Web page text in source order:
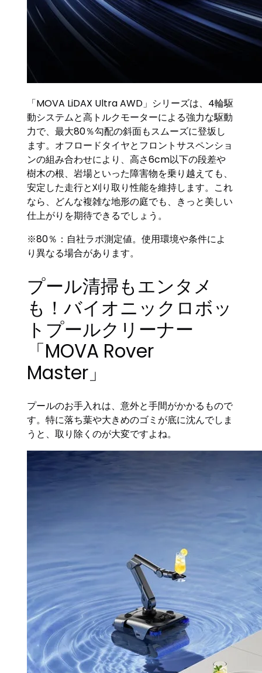
「MOVA LiDAX Ultra AWD」シリーズは、4輪駆
動システムと高トルクモーターによる強力な駆動
力で、最大80％勾配の斜面もスムーズに登坂し
ます。オフロードタイヤとフロントサスペンショ
ンの組み合わせにより、高さ6cm以下の段差や
樹木の根、岩場といった障害物を乗り越えても、
安定した走行と刈り取り性能を維持します。これ
なら、どんな複雑な地形の庭でも、きっと美しい
仕上がりを期待できるでしょう。
※80％：自社ラボ測定値。使用環境や条件によ
り異なる場合があります。
プール清掃もエンタメ
も！バイオニックロボッ
トプールクリーナー
「MOVA Rover
Master」
プールのお手入れは、意外と手間がかかるもので
す。特に落ち葉や大きめのゴミが底に沈んでしま
うと、取り除くのが大変ですよね。